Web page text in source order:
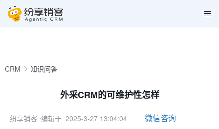
CRM 知识问答
外采CRM的可维护性怎样
纷享销客 ⋅编辑于 2025-3-27 13:04:04 微信咨询